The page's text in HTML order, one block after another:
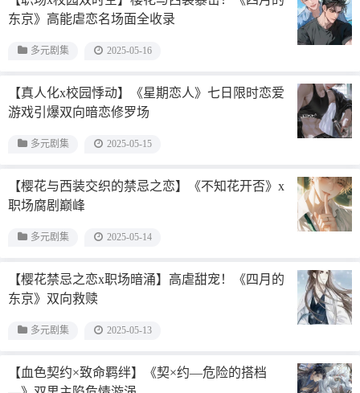
东京》高能虐恋名场面全收录
多元剧集 2025-05-16
【真人化x校园悸动】《星期恋人》七日限时恋爱
游戏引爆双向暗恋修罗场
多元剧集 2025-05-15
【樱花与西装交织的禁忌之恋】《不知花开否》x
职场腐剧巅峰
多元剧集 2025-05-14
【樱花禁忌之恋x职场暗涌】高虐甜宠！《四月的
东京》双向救赎
多元剧集 2025-05-13
【血色契约×致命羁绊】《契×约—危险的搭档